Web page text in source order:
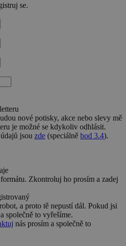
se.
nové potisky, akce nebo slevy mě
je možné se kdykoliv odhlásit.
jsou zde (speciálně bod 3.4).
Zkontroluj ho prosím a zadej
a proto tě nepustí dál. Pokud jsi
společně to vyřešíme.
nás prosím a společně to